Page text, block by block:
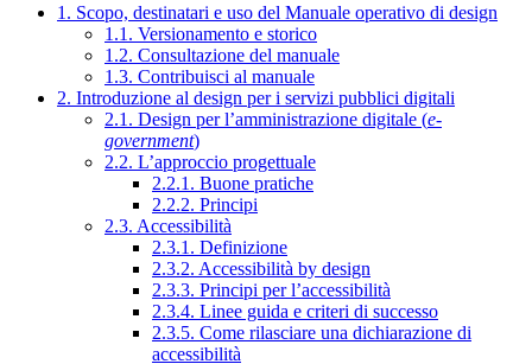
1. Scopo, destinatari e uso del Manuale operativo di design
1.1. Versionamento e storico
1.2. Consultazione del manuale
1.3. Contribuisci al manuale
2. Introduzione al design per i servizi pubblici digitali
2.1. Design per l’amministrazione digitale (e-
government)
2.2. L’approccio progettuale
2.2.1. Buone pratiche
2.2.2. Principi
2.3. Accessibilità
2.3.1. Definizione
2.3.2. Accessibilità by design
2.3.3. Principi per l’accessibilità
2.3.4. Linee guida e criteri di successo
2.3.5. Come rilasciare una dichiarazione di
accessibilità